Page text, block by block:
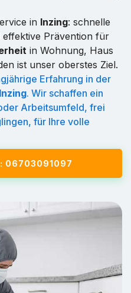
in Inzing: schnelle
effektive Prävention für
in Wohnung, Haus
ist unser oberstes Ziel.
Erfahrung in der
Inzing. Wir schaffen ein
Arbeitsumfeld, frei
für Ihre volle
06703091097